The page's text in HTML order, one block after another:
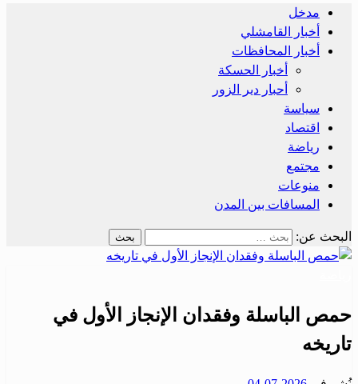
مدخل
أخبار القامشلي
أخبار المحافظات
أخبار الحسكة
أحبار دير الزور
سياسة
اقتصاد
رياضة
مجتمع
منوعات
المسافات بين المدن
البحث عن:
حمص الباسلة وفقدان الإنجاز الأول في
تاريخه